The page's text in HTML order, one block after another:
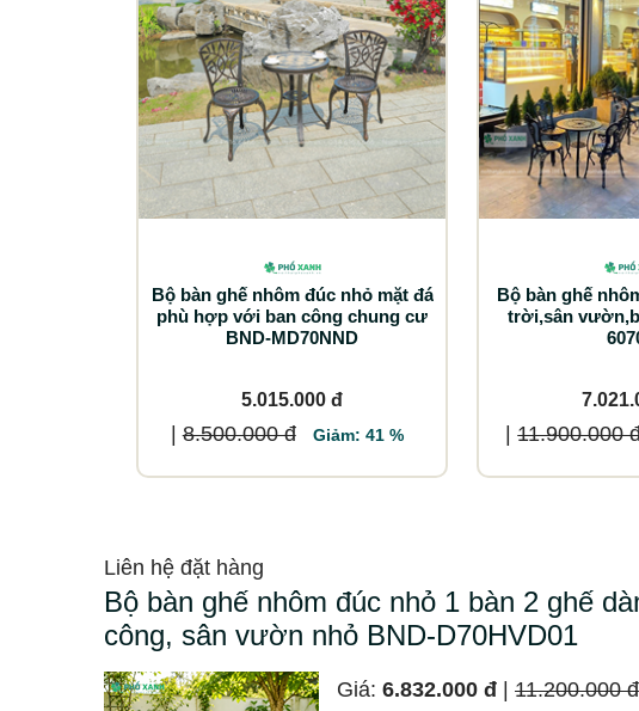
Bộ bàn ghế nhôm đúc nhỏ mặt đá
phù hợp với ban công chung cư
BND-MD70NND
5.015.000 đ
| 8.500.000 đ Giảm: 41 %
Bộ bàn ghế
trời,sân
| 11.900.000
Liên hệ đặt hàng
Bộ bàn ghế nhôm đúc nhỏ 1 bàn 2 ghế
công, sân vườn nhỏ BND-D70HVD01
Giá: 6.832.000 đ | 11.200.000 đ